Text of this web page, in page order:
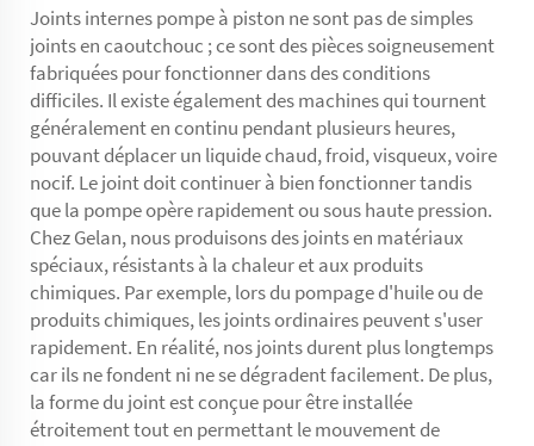
Joints internespompe à piston ne sont pas de simples
joints en caoutchouc ; ce sont des pièces soigneusement
fabriquées pour fonctionner dans des conditions
difficiles. Il existe également des machines qui tournent
généralement en continu pendant plusieurs heures,
pouvant déplacer un liquide chaud, froid, visqueux, voire
nocif. Le joint doit continuer à bien fonctionner tandis
que la pompe opère rapidement ou sous haute pression.
Chez Gelan, nous produisons des joints en matériaux
spéciaux, résistants à la chaleur et aux produits
chimiques. Par exemple, lors du pompage d'huile ou de
produits chimiques, les joints ordinaires peuvent s'user
rapidement. En réalité, nos joints durent plus longtemps
car ils ne fondent ni ne se dégradent facilement. De plus,
la forme du joint est conçue pour être installée
étroitement tout en permettant le mouvement de